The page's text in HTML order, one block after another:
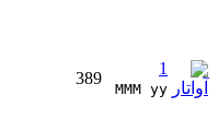
1
MMM yy
389